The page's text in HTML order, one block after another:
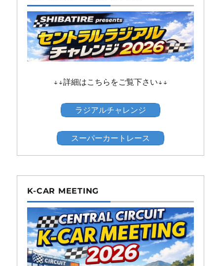
↓↓詳細はこちらをご覧下さい↓↓
ラジアルチャレンジ
スーパーカートレース
K-CAR MEETING